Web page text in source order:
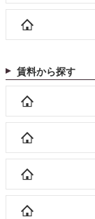
賃料から探す